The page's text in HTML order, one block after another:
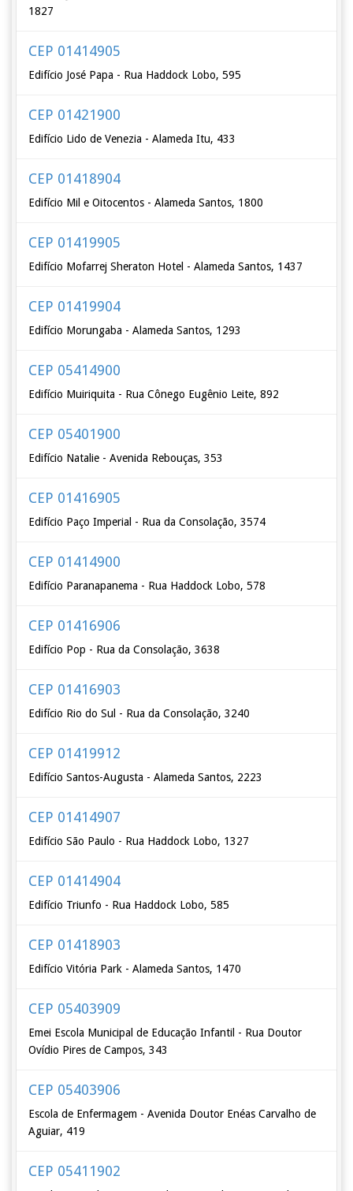
1827
CEP 01414905
Edifício José Papa - Rua Haddock Lobo, 595
CEP 01421900
Edifício Lido de Venezia - Alameda Itu, 433
CEP 01418904
Edifício Mil e Oitocentos - Alameda Santos, 1800
CEP 01419905
Edifício Mofarrej Sheraton Hotel - Alameda Santos, 1437
CEP 01419904
Edifício Morungaba - Alameda Santos, 1293
CEP 05414900
Edifício Muiriquita - Rua Cônego Eugênio Leite, 892
CEP 05401900
Edifício Natalie - Avenida Rebouças, 353
CEP 01416905
Edifício Paço Imperial - Rua da Consolação, 3574
CEP 01414900
Edifício Paranapanema - Rua Haddock Lobo, 578
CEP 01416906
Edifício Pop - Rua da Consolação, 3638
CEP 01416903
Edifício Rio do Sul - Rua da Consolação, 3240
CEP 01419912
Edifício Santos-Augusta - Alameda Santos, 2223
CEP 01414907
Edifício São Paulo - Rua Haddock Lobo, 1327
CEP 01414904
Edifício Triunfo - Rua Haddock Lobo, 585
CEP 01418903
Edifício Vitória Park - Alameda Santos, 1470
CEP 05403909
Emei Escola Municipal de Educação Infantil - Rua Doutor
Ovídio Pires de Campos, 343
CEP 05403906
Escola de Enfermagem - Avenida Doutor Enéas Carvalho de
Aguiar, 419
CEP 05411902